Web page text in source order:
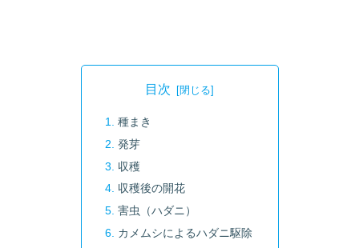
目次
種まき
発芽
収穫
収穫後の開花
害虫（ハダニ）
カメムシによるハダニ駆除